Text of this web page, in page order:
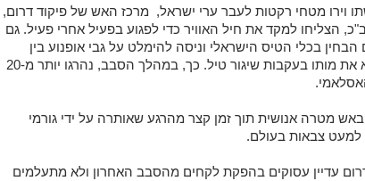
וירו מטחי רקטות לעבר ערי ישראל, מרכז האש של פיקוד דרום,
הצליחו למקד את חיל האוויר כדי לפגוע בפעיל אחרי פעיל. גם
בכלי הטיס הישראלי וניסה להימלט על גבי אופנוע בין
הבתים, הוא מצא את מותו בעקבות שיגור טיל. כך, במהלך הסבב, נהרגו יותר מ-20
מטרה אנושית תוך זמן קצר מהרגע שאותרה על ידי גורמי
למעט צבאות בעולם.
עדיין עסוקים בהפקת לקחים מהסבב האחרון ולא מתעלמים